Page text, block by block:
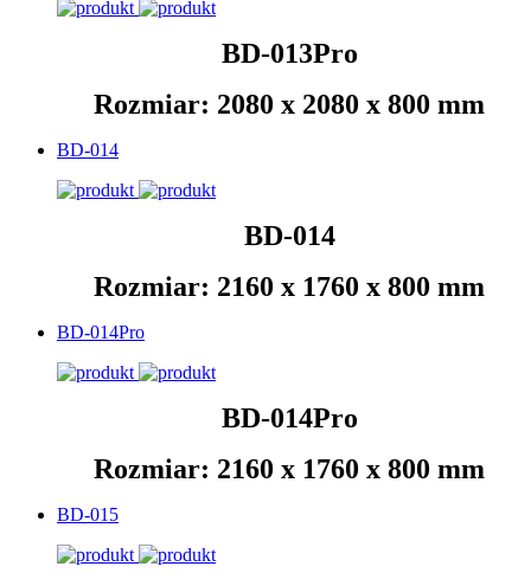
BD-013Pro
Rozmiar: 2080 x 2080 x 800 mm
BD-014
BD-014
Rozmiar: 2160 x 1760 x 800 mm
BD-014Pro
BD-014Pro
Rozmiar: 2160 x 1760 x 800 mm
BD-015